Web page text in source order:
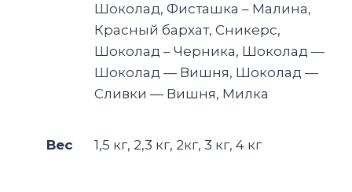
Шоколад, Фисташка – Малина,
Красный бархат, Сникерс,
Шоколад – Черника, Шоколад —
Шоколад — Вишня, Шоколад —
Сливки — Вишня, Милка
Вес 1,5 кг, 2,3 кг, 2кг, 3 кг, 4 кг